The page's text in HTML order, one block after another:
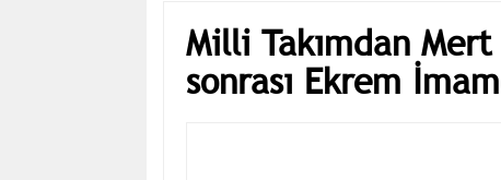
Milli Takımdan
sonrası Ekrem